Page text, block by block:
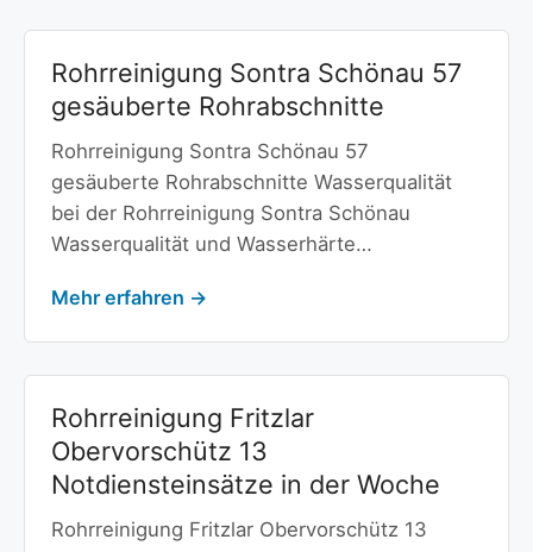
Rohrreinigung Sontra Schönau 57
gesäuberte Rohrabschnitte
Rohrreinigung Sontra Schönau 57
gesäuberte Rohrabschnitte Wasserqualität
bei der Rohrreinigung Sontra Schönau
Wasserqualität und Wasserhärte…
Mehr erfahren →
Rohrreinigung Fritzlar
Obervorschütz 13
Notdiensteinsätze in der Woche
Rohrreinigung Fritzlar Obervorschütz 13